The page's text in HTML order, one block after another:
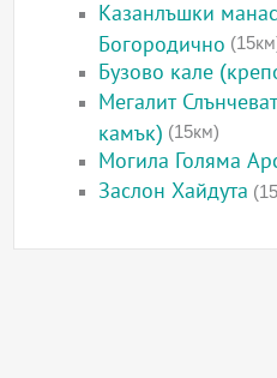
Казанлъшки
Богородично
Бузово кале
Мегалит
камък) (15км)
Могила Голяма
Заслон Хайдута